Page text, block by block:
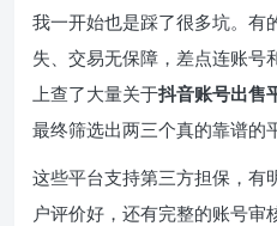
我一开始也是踩了很多坑。有
失、交易无保障，差点连账号
上查了大量关于抖音账号出售
最终筛选出两三个真的靠谱的
这些平台支持第三方担保，有
户评价好，还有完整的账号